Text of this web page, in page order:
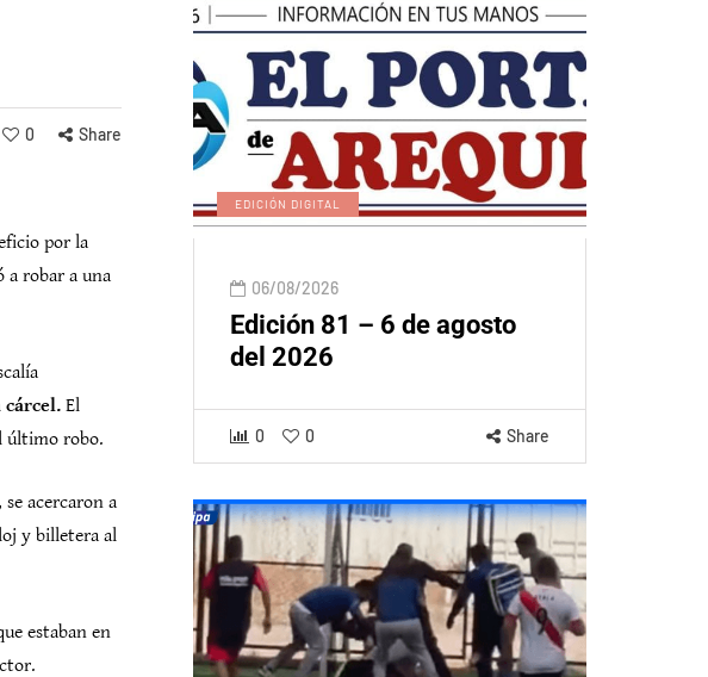
0 Share
por la
a robar a una
cárcel. El
último robo.
se acercaron a
y billetera al
estaban en
EDICIÓN DIGITAL
06/08/2026
Edición 81 – 6 de agosto
del 2026
0 0 Share